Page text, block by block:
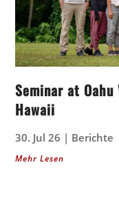
Seminar at
Hawaii
30. Jul 26 | Berichte
Mehr Lesen